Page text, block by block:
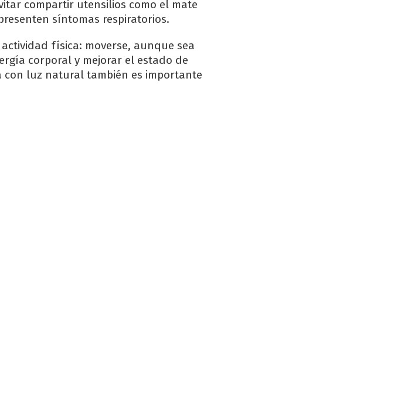
compartir utensilios como el mate
síntomas respiratorios.
física: moverse, aunque sea
corporal y mejorar el estado de
con luz natural también es importante